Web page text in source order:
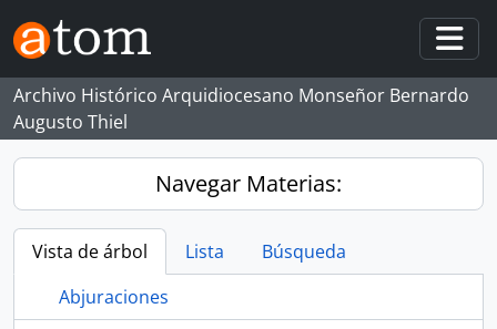
Skip to main content
Archivo Histórico Arquidiocesano Monseñor Bernardo
Augusto Thiel
Navegar Materias:
Vista de árbol Lista
Búsqueda
Abjuraciones